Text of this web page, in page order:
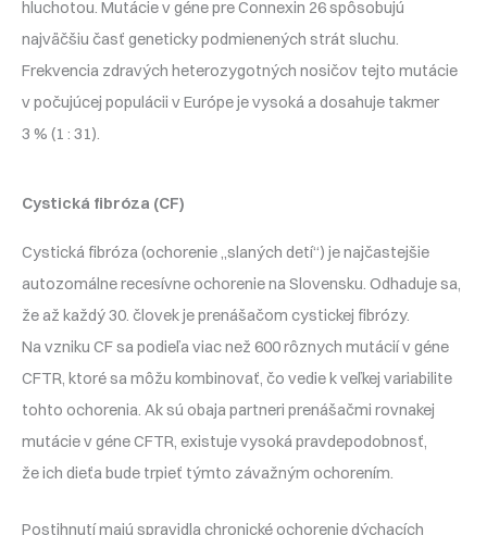
hluchotou. Mutácie v géne pre Connexin 26 spôsobujú
najväčšiu časť geneticky podmienených strát sluchu.
Frekvencia zdravých heterozygotných nosičov tejto mutácie
v počujúcej populácii v Európe je vysoká a dosahuje takmer
3 % (1 : 31).
Cystická fibróza (CF)
Cystická fibróza (ochorenie „slaných detí“) je najčastejšie
autozomálne recesívne ochorenie na Slovensku. Odhaduje sa,
že až každý 30. človek je prenášačom cystickej fibrózy.
Na vzniku CF sa podieľa viac než 600 rôznych mutácií v géne
CFTR, ktoré sa môžu kombinovať, čo vedie k veľkej variabilite
tohto ochorenia. Ak sú obaja partneri prenášačmi rovnakej
mutácie v géne CFTR, existuje vysoká pravdepodobnosť,
že ich dieťa bude trpieť týmto závažným ochorením.
Postihnutí majú spravidla chronické ochorenie dýchacích